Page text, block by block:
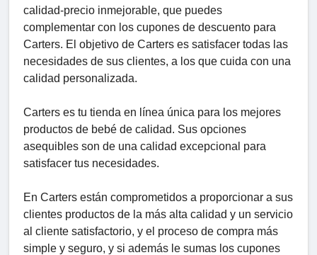
calidad-precio inmejorable, que puedes
complementar con los cupones de descuento para
Carters. El objetivo de Carters es satisfacer todas las
necesidades de sus clientes, a los que cuida con una
calidad personalizada.
Carters es tu tienda en línea única para los mejores
productos de bebé de calidad. Sus opciones
asequibles son de una calidad excepcional para
satisfacer tus necesidades.
En Carters están comprometidos a proporcionar a sus
clientes productos de la más alta calidad y un servicio
al cliente satisfactorio, y el proceso de compra más
simple y seguro, y si además le sumas los cupones